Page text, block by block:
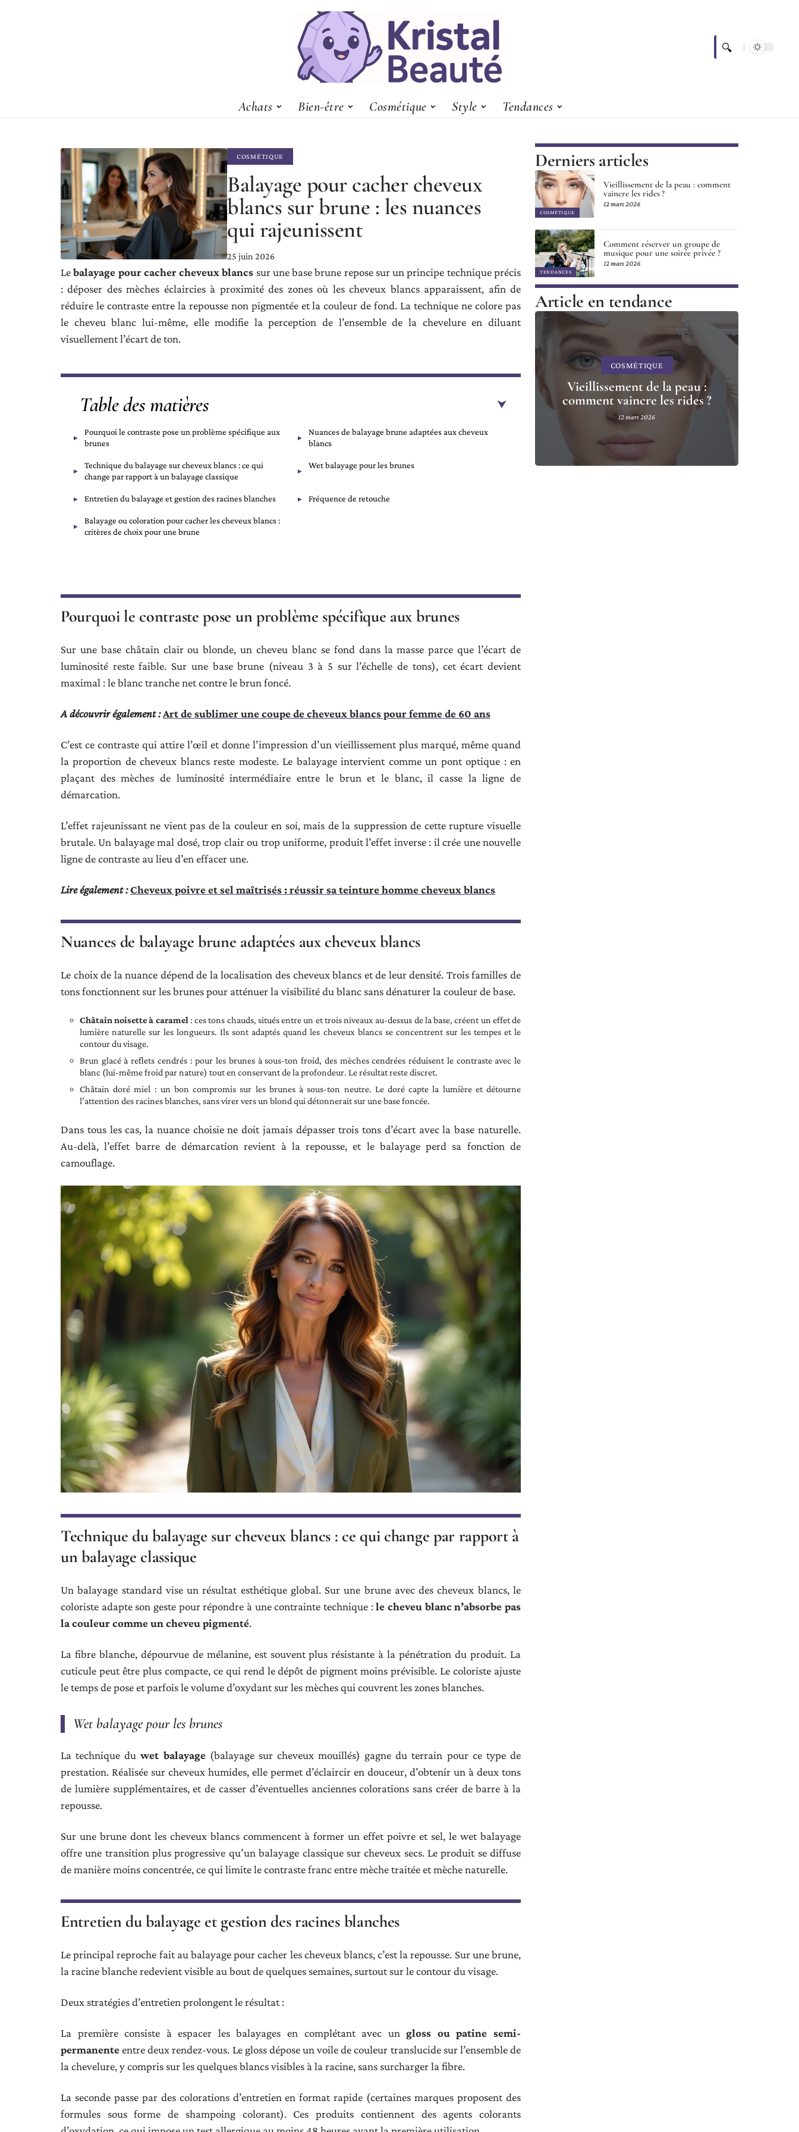
Achats Bien-être Cosmétique Style Tendances
COSMÉTIQUE
Balayage pour cacher cheveux
blancs sur brune : les nuances
qui rajeunissent
25 juin 2026
Lebalayage pour cacher cheveux blancs sur une base brune repose sur un principe technique précis
: déposer des mèches éclaircies à proximité des zones où les cheveux blancs apparaissent, afin de
réduire le contraste entre la repousse non pigmentée et la couleur de fond. La technique ne colore pas
le cheveu blanc lui-même, elle modifie la perception de l’ensemble de la chevelure en diluant
visuellement l’écart de ton.
Table des matières
Pourquoi le contraste pose un problème spécifique aux
brunes
Nuances de balayage brune adaptées aux cheveux
blancs
Technique du balayage sur cheveux blancs : ce qui
change par rapport à un balayage classique
Wet balayage pour les brunes
Entretien du balayage et gestion des racines blanches Fréquence de retouche
Balayage ou coloration pour cacher les cheveux blancs :
critères de choix pour une brune
Pourquoi le contraste pose un problème spécifique aux brunes
Sur une base châtain clair ou blonde, un cheveu blanc se fond dans la masse parce que l’écart de
luminosité reste faible. Sur une base brune (niveau 3 à 5 sur l’échelle de tons), cet écart devient
maximal : le blanc tranche net contre le brun foncé.
A découvrir également :Art de sublimer une coupe de cheveux blancs pour femme de 60 ans
C’est ce contraste qui attire l’œil et donne l’impression d’un vieillissement plus marqué, même quand
la proportion de cheveux blancs reste modeste. Le balayage intervient comme un pont optique : en
plaçant des mèches de luminosité intermédiaire entre le brun et le blanc, il casse la ligne de
démarcation.
L’effet rajeunissant ne vient pas de la couleur en soi, mais de la suppression de cette rupture visuelle
brutale. Un balayage mal dosé, trop clair ou trop uniforme, produit l’effet inverse : il crée une nouvelle
ligne de contraste au lieu d’en effacer une.
Lire également :Cheveux poivre et sel maîtrisés : réussir sa teinture homme cheveux blancs
Nuances de balayage brune adaptées aux cheveux blancs
Le choix de la nuance dépend de la localisation des cheveux blancs et de leur densité. Trois familles de
tons fonctionnent sur les brunes pour atténuer la visibilité du blanc sans dénaturer la couleur de base.
Châtain noisette à caramel : ces tons chauds, situés entre un et trois niveaux au-dessus de la base, créent un effet de
lumière naturelle sur les longueurs. Ils sont adaptés quand les cheveux blancs se concentrent sur les tempes et le
contour du visage.
Brun glacé à reflets cendrés : pour les brunes à sous-ton froid, des mèches cendrées réduisent le contraste avec le
blanc (lui-même froid par nature) tout en conservant de la profondeur. Le résultat reste discret.
Châtain doré miel : un bon compromis sur les brunes à sous-ton neutre. Le doré capte la lumière et détourne
l’attention des racines blanches, sans virer vers un blond qui détonnerait sur une base foncée.
Dans tous les cas, la nuance choisie ne doit jamais dépasser trois tons d’écart avec la base naturelle.
Au-delà, l’effet barre de démarcation revient à la repousse, et le balayage perd sa fonction de
camouflage.
Technique du balayage sur cheveux blancs : ce qui change par rapport à
un balayage classique
Un balayage standard vise un résultat esthétique global. Sur une brune avec des cheveux blancs, le
coloriste adapte son geste pour répondre à une contrainte technique :le cheveu blanc n’absorbe pas
la couleur comme un cheveu pigmenté.
La fibre blanche, dépourvue de mélanine, est souvent plus résistante à la pénétration du produit. La
cuticule peut être plus compacte, ce qui rend le dépôt de pigment moins prévisible. Le coloriste ajuste
le temps de pose et parfois le volume d’oxydant sur les mèches qui couvrent les zones blanches.
Wet balayage pour les brunes
La technique duwet balayage(balayage sur cheveux mouillés) gagne du terrain pour ce type de
prestation. Réalisée sur cheveux humides, elle permet d’éclaircir en douceur, d’obtenir un à deux tons
de lumière supplémentaires, et de casser d’éventuelles anciennes colorations sans créer de barre à la
repousse.
Sur une brune dont les cheveux blancs commencent à former un effet poivre et sel, le wet balayage
offre une transition plus progressive qu’un balayage classique sur cheveux secs. Le produit se diffuse
de manière moins concentrée, ce qui limite le contraste franc entre mèche traitée et mèche naturelle.
Entretien du balayage et gestion des racines blanches
Le principal reproche fait au balayage pour cacher les cheveux blancs, c’est la repousse. Sur une brune,
la racine blanche redevient visible au bout de quelques semaines, surtout sur le contour du visage.
Deux stratégies d’entretien prolongent le résultat :
La première consiste à espacer les balayages en complétant avec ungloss ou patine semi-
permanenteentre deux rendez-vous. Le gloss dépose un voile de couleur translucide sur l’ensemble de
la chevelure, y compris sur les quelques blancs visibles à la racine, sans surcharger la fibre.
La seconde passe par des colorations d’entretien en format rapide (certaines marques proposent des
formules sous forme de shampoing colorant). Ces produits contiennent des agents colorants
Derniers articles
COSMÉTIQUE
Vieillissement de la peau : comment
vaincre les rides ?
12 mars 2026
TENDANCES
Comment réserver un groupe de
musique pour une soirée privée ?
12 mars 2026
Article en tendance
COSMÉTIQUE
Vieillissement de la peau :
comment vaincre les rides ?
12 mars 2026